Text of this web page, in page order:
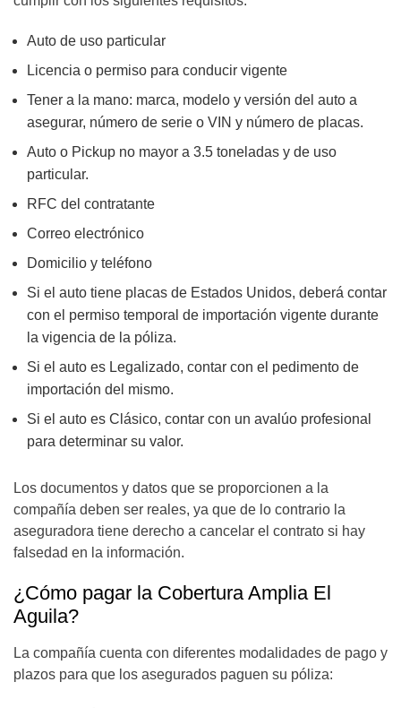
Auto de uso particular
Licencia o permiso para conducir vigente
Tener a la mano: marca, modelo y versión del auto a
asegurar, número de serie o VIN y número de placas.
Auto o Pickup no mayor a 3.5 toneladas y de uso
particular.
RFC del contratante
Correo electrónico
Domicilio y teléfono
Si el auto tiene placas de Estados Unidos, deberá contar
con el permiso temporal de importación vigente durante
la vigencia de la póliza.
Si el auto es Legalizado, contar con el pedimento de
importación del mismo.
Si el auto es Clásico, contar con un avalúo profesional
para determinar su valor.
Los documentos y datos que se proporcionen a la
compañía deben ser reales, ya que de lo contrario la
aseguradora tiene derecho a cancelar el contrato si hay
falsedad en la información.
¿Cómo pagar la Cobertura Amplia El
Aguila?
La compañía cuenta con diferentes modalidades de pago y
plazos para que los asegurados paguen su póliza: